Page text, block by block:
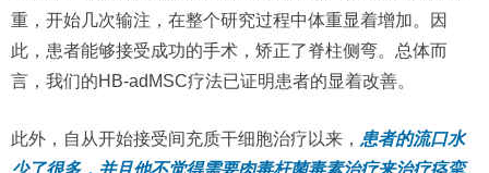
重，开始几次输注，在整个研究过程中体重显着增加。因
此，患者能够接受成功的手术，矫正了脊柱侧弯。总体而
言，我们的HB-adMSC疗法已证明患者的显着改善。
此外，自从开始接受间充质干细胞治疗以来， 患者的流口水
少了很多，并且他不觉得需要肉毒杆菌毒素治疗来治疗痉挛